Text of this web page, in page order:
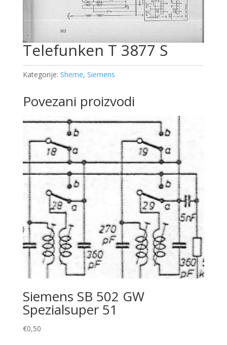
Telefunken T 3877 S
Kategorije: Sheme, Siemens
Povezani proizvodi
Siemens SB 502 GW
Spezialsuper 51
€0,50